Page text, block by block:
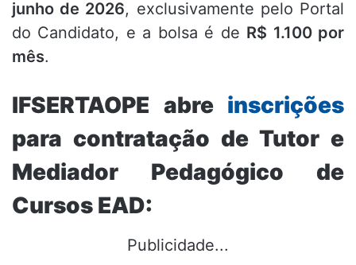
junho de 2026, exclusivamente pelo Portal
do Candidato, e a bolsa é de R$ 1.100 por
mês.
IFSERTAOPE abre inscrições
para contratação de Tutor e
Mediador Pedagógico de
Cursos EAD:
Publicidade...